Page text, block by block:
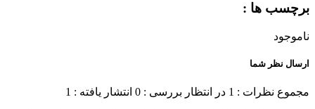
برچسب ها :
ناموجود
ارسال نظر شما
مجموع نظرات : 1 در انتظار بررسی : 0 انتشار یافته : 1